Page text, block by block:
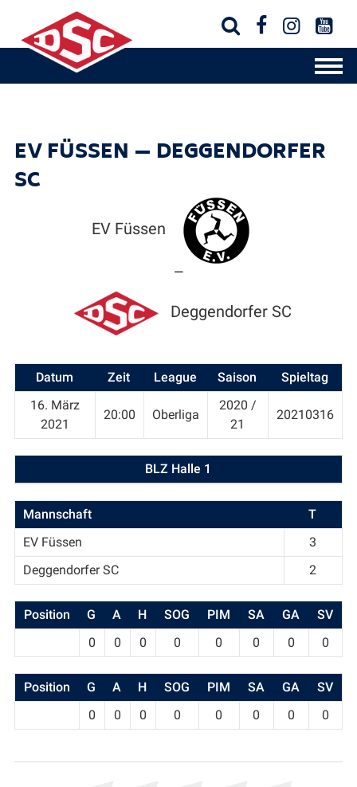
   
EV FÜSSEN — DEGGENDORFER
SC
EV Füssen
—
Deggendorfer SC
Datum Zeit League Saison
Spieltag
16. März
2021
20:00 Oberliga
2020 /
21
20210316
BLZ Halle 1
Mannschaft
T
EV Füssen
3
Deggendorfer SC
2
Position G A H SOG PIM SA GA
SV
0
0 0 0 0 0 0 0
Position G A H SOG PIM SA GA
SV
0
0 0 0 0 0 0 0